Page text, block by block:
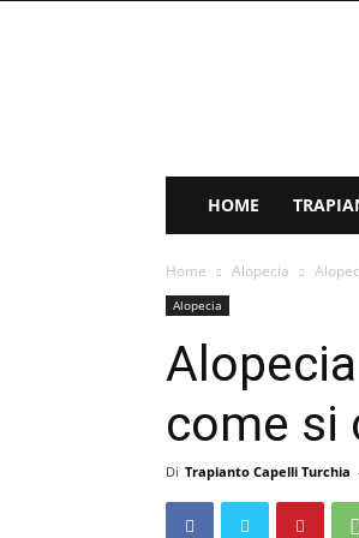
HOME
Home Alopecia
Alopecia
come si
Di Trapianto Capelli Turchia